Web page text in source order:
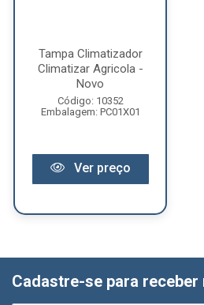
Tampa Climatizador
Climatizar Agricola -
Novo
Código: 10352
Embalagem: PC01X01
Ver preço
Cadastre-se para